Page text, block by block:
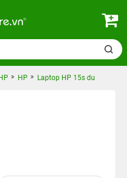
HP Laptop HP 15s du